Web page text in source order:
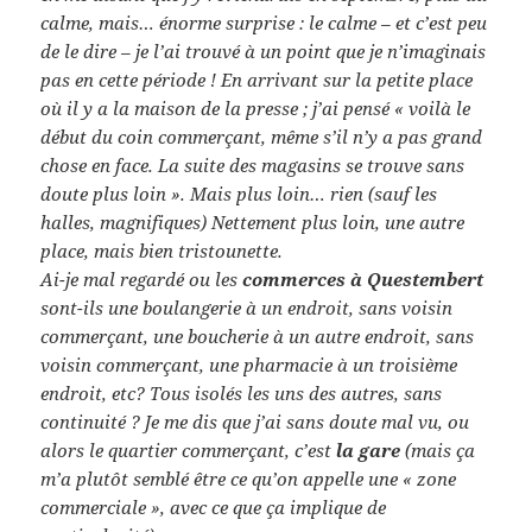
calme, mais… énorme surprise : le calme – et c’est peu
de le dire – je l’ai trouvé à un point que je n’imaginais
pas en cette période ! En arrivant sur la petite place
où il y a la maison de la presse ; j’ai pensé « voilà le
début du coin commerçant, même s’il n’y a pas grand
chose en face. La suite des magasins se trouve sans
doute plus loin ». Mais plus loin… rien (sauf les
halles, magnifiques) Nettement plus loin, une autre
place, mais bien tristounette.
Ai-je mal regardé ou lescommerces à Questembert
sont-ils une boulangerie à un endroit, sans voisin
commerçant, une boucherie à un autre endroit, sans
voisin commerçant, une pharmacie à un troisième
endroit, etc? Tous isolés les uns des autres, sans
continuité ? Je me dis que j’ai sans doute mal vu, ou
alors le quartier commerçant, c’estla gare(mais ça
m’a plutôt semblé être ce qu’on appelle une « zone
commerciale », avec ce que ça implique de